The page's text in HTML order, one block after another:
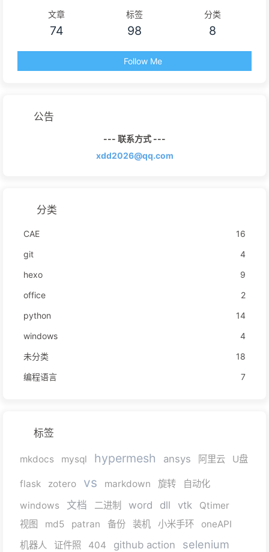
文章
74
标签
98
分类
8
Follow Me
公告
--- 联系方式 ---
xdd2026@qq.com
分类
CAE
16
git
4
hexo
9
office
2
python
14
windows
4
未分类
18
编程语言
7
标签
mkdocs mysql hypermesh ansys 阿里云 U盘
flask zotero vs markdown 旋转
自动化
windows
文档 二进制 word dll vtk
Qtimer
视图
md5 patran 备份 装机 小米手环
oneAPI
机器人
证件照 404 github action selenium